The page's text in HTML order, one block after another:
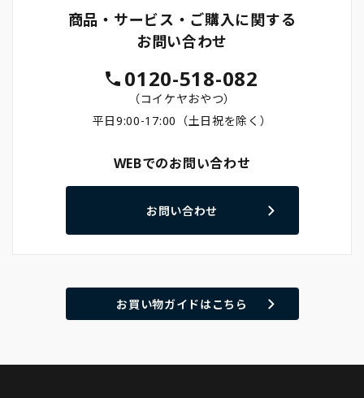
商品・サービス・ご購入に関する
お問い合わせ
0120-518-082
（コイケヤおやつ）
平日9:00-17:00（土日祝を除く）
WEBでのお問い合わせ
お問い合わせ
お買い物ガイドはこちら